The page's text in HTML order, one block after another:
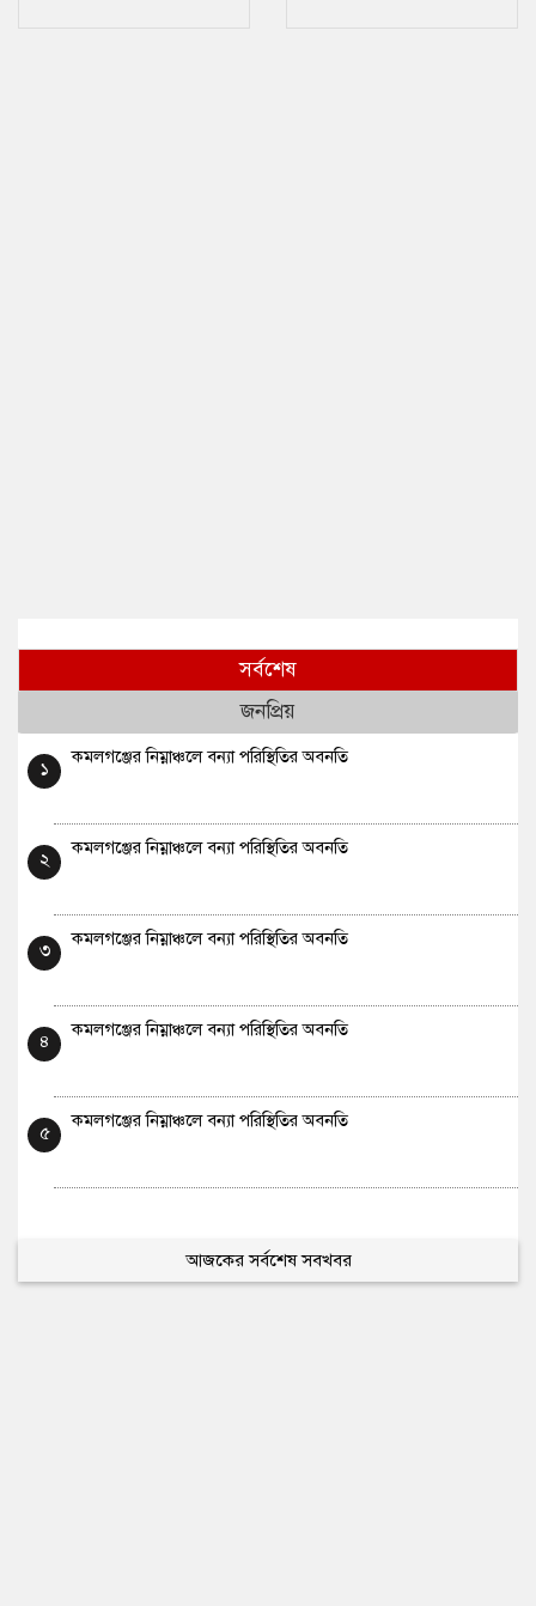
সর্বশেষ
জনপ্রিয়
১
কমলগঞ্জের নিম্নাঞ্চলে বন্যা পরিস্থিতির অবনতি
২
কমলগঞ্জের নিম্নাঞ্চলে বন্যা পরিস্থিতির অবনতি
৩
কমলগঞ্জের নিম্নাঞ্চলে বন্যা পরিস্থিতির অবনতি
৪
কমলগঞ্জের নিম্নাঞ্চলে বন্যা পরিস্থিতির অবনতি
৫
কমলগঞ্জের নিম্নাঞ্চলে বন্যা পরিস্থিতির অবনতি
আজকের সর্বশেষ সবখবর